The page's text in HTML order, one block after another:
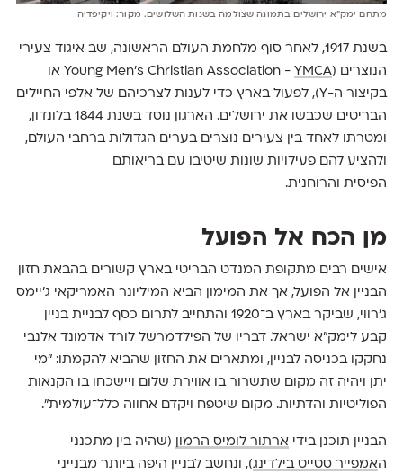
מתחם ימק"א ירושלים בתמונה שצולמה בשנות השלושים. מקור: ויקיפדיה
בשנת 1917, לאחר סוף מלחמת העולם הראשונה, שב איגוד צעירי
הנוצרים (Young Men's Christian Association -YMCA
או
בקיצור ה-Y), לפעול בארץ כדי לענות לצרכיהם של אלפי החיילים
הבריטים שכבשו את ירושלים. הארגון נוסד בשנת 1844 בלונדון,
ומטרתו לאחד בין צעירים נוצרים בערים הגדולות ברחבי העולם,
ולהציע להם פעילויות שונות שיטיבו עם בריאותם
הפיסית והרוחנית.
מן הכח אל הפועל
אישים רבים מתקופת המנדט הבריטי בארץ קשורים בהבאת חזון
הבניין אל הפועל, אך את המימון הביא המיליונר האמריקאי ג'יימס
ג'רווי, שביקר בארץ ב־1920 והתחייב לתרום כסף לבניית בניין
קבע לימק"א ישראל. דבריו של הפילדמרשל לורד אדמונד אלנבי
נחקקו בכניסה לבניין, ומתארים את החזון שהביא להקמתו: "מי
יתן ויהיה זה מקום שתשרור בו אווירת שלום ויישכחו בו הקנאות
הפוליטיות והדתיות. מקום שיטפח ויקדם אחווה כלל־עולמית".
הבניין תוכנן בידי ארתור לומיס הרמון
(שהיה בין מתכנני
האמפייר סטייט בילדינג), ונחשב לבניין היפה ביותר מבנייני